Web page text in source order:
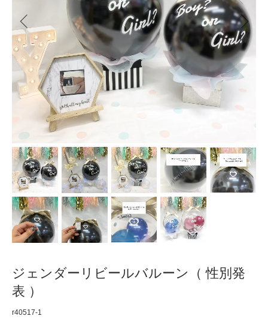
ジェンダーリビールバルーン（ 性別発
表 ）
r40517-1